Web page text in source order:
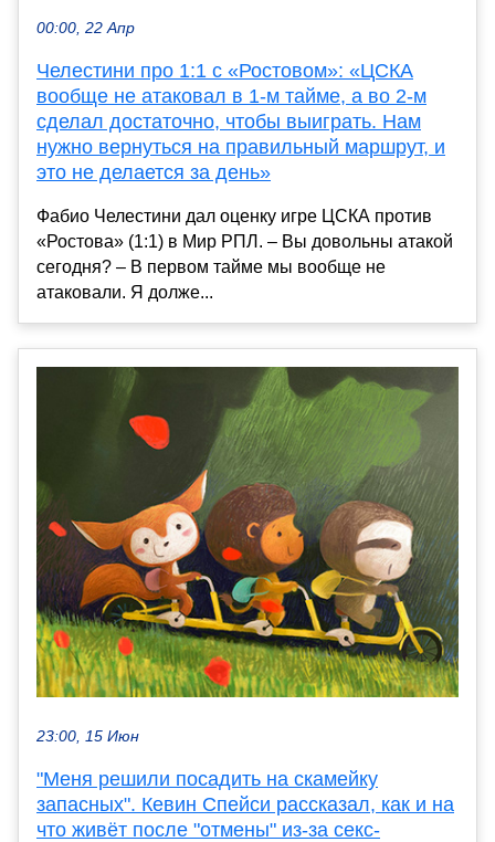
00:00, 22 Апр
Челестини про 1:1 с «Ростовом»: «ЦСКА
вообще не атаковал в 1-м тайме, а во 2-м
сделал достаточно, чтобы выиграть. Нам
нужно вернуться на правильный маршрут, и
это не делается за день»
Фабио Челестини дал оценку игре ЦСКА против
«Ростова» (1:1) в Мир РПЛ. – Вы довольны атакой
сегодня? – В первом тайме мы вообще не
атаковали. Я долже...
23:00, 15 Июн
"Меня решили посадить на скамейку
запасных". Кевин Спейси рассказал, как и на
что живёт после "отмены" из-за секс-